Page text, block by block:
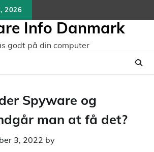
2026
Info Danmark
godt på din computer
Spyware og
man at få det?
3, 2022 by